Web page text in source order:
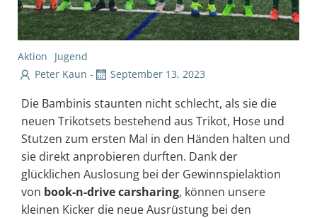
Aktion
Jugend
Peter Kaun - September 13, 2023
Die Bambinis staunten nicht schlecht, als sie die
neuen Trikotsets bestehend aus Trikot, Hose und
Stutzen zum ersten Mal in den Händen halten und
sie direkt anprobieren durften. Dank der
glücklichen Auslosung bei der Gewinnspielaktion
von book-n-drive carsharing, können unsere
kleinen Kicker die neue Ausrüstung bei den